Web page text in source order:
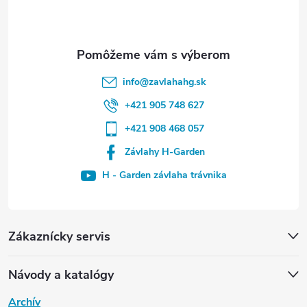
Zákaznícky servis
Návody a katalógy
Archív
info@zavlahahg.sk
+421 905 748 627
+421 908 468 057
Závlahy H-Garden
H - Garden závlaha trávnika